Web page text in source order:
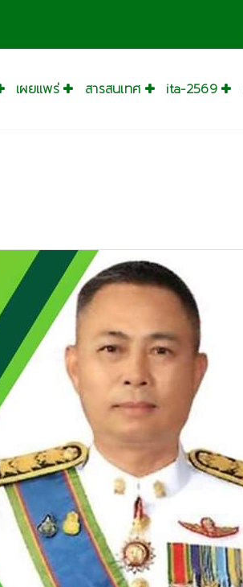
เผยแพร่ สารสนเทศ ita-2569